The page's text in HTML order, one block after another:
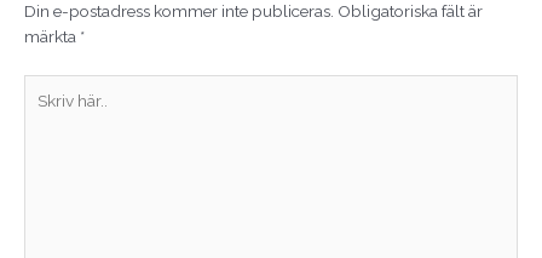
Din e-postadress kommer inte publiceras. Obligatoriska fält är
märkta *
här..